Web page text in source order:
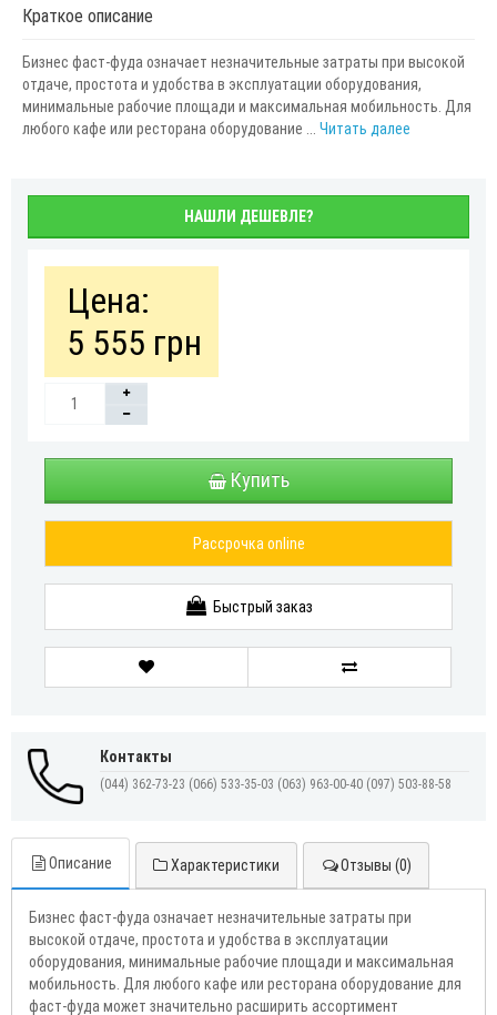
Краткое описание
Бизнес фаст-фуда означает незначительные затраты при высокой
отдаче, простота и удобства в эксплуатации оборудования,
минимальные рабочие площади и максимальная мобильность. Для
любого кафе или ресторана оборудование ... Читать далее
НАШЛИ ДЕШЕВЛЕ?
Цена:
5 555 грн
Купить
Рассрочка online
Быстрый заказ
Контакты
(044) 362-73-23 (066) 533-35-03 (063) 963-00-40 (097) 503-88-58
Описание Характеристики Отзывы (0)
Бизнес фаст-фуда означает незначительные затраты при
высокой отдаче, простота и удобства в эксплуатации
оборудования, минимальные рабочие площади и максимальная
мобильность. Для любого кафе или ресторана оборудование для
фаст-фуда может значительно расширить ассортимент